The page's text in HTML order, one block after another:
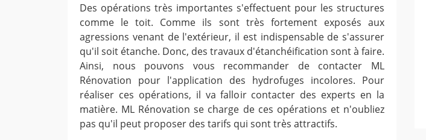
Des opérations très importantes s'effectuent pour les structures
comme le toit. Comme ils sont très fortement exposés aux
agressions venant de l'extérieur, il est indispensable de s'assurer
qu'il soit étanche. Donc, des travaux d'étanchéification sont à faire.
Ainsi, nous pouvons vous recommander de contacter ML
Rénovation pour l'application des hydrofuges incolores. Pour
réaliser ces opérations, il va falloir contacter des experts en la
matière. ML Rénovation se charge de ces opérations et n'oubliez
pas qu'il peut proposer des tarifs qui sont très attractifs.